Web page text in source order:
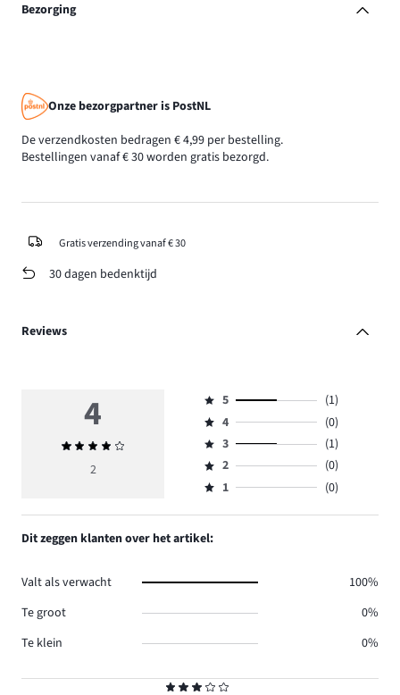
Bezorging
Onze bezorgpartner is PostNL
De verzendkosten bedragen € 4,99 per bestelling.
Bestellingen vanaf € 30 worden gratis bezorgd.
Gratis verzending vanaf € 30
30 dagen bedenktijd
Reviews
4
Gemiddelde
beoordeling
2
Beoordeling
5,
aantal
reviews
1.
5
(1)
Beoordeling
4,
aantal
reviews
4
(0)
Beoordeling
3,
aantal
3
(1)
Beoordeling
2,
0.
2
(0)
Beoordeling
1,
aantal
reviews
1 (0)
Dit zeggen klanten over het artikel:
Valt als verwacht
100%
Te groot
0%
Te klein
0%